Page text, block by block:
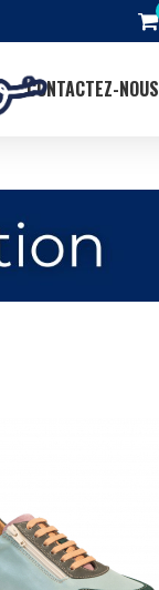
CONTACTEZ-NOUS